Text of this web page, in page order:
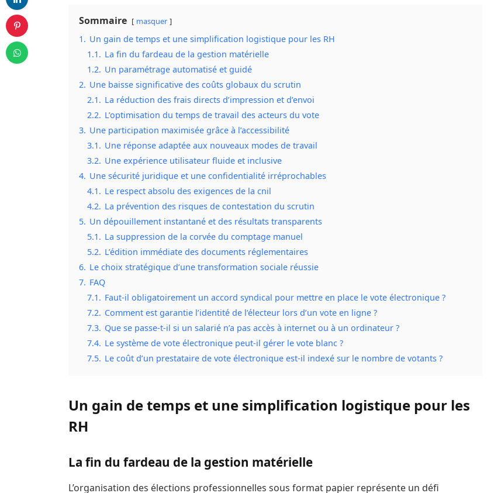
Sommaire masquer
1. Un gain de temps et une simplification logistique pour les RH
1.1. La fin du fardeau de la gestion matérielle
1.2. Un paramétrage automatisé et guidé
2. Une baisse significative des coûts globaux du scrutin
2.1. La réduction des frais directs d’impression et d’envoi
2.2. L’optimisation du temps de travail des acteurs du vote
3. Une participation maximisée grâce à l’accessibilité
3.1. Une réponse adaptée aux nouveaux modes de travail
3.2. Une expérience utilisateur fluide et inclusive
4. Une sécurité juridique et une confidentialité irréprochables
4.1. Le respect absolu des exigences de la cnil
4.2. La prévention des risques de contestation du scrutin
5. Un dépouillement instantané et des résultats transparents
5.1. La suppression de la corvée du comptage manuel
5.2. L’édition immédiate des documents réglementaires
6. Le choix stratégique d’une transformation sociale réussie
7. FAQ
7.1. Faut-il obligatoirement un accord syndical pour mettre en place le vote électronique ?
7.2. Comment est garantie l’identité de l’électeur lors d’un vote en ligne ?
7.3. Que se passe-t-il si un salarié n’a pas accès à internet ou à un ordinateur ?
7.4. Le système de vote électronique peut-il gérer le vote blanc ?
7.5. Le coût d’un prestataire de vote électronique est-il indexé sur le nombre de votants ?
Un gain de temps et une simplification logistique pour les
RH
La fin du fardeau de la gestion matérielle
L’organisation des élections professionnelles sous format papier représente un défi